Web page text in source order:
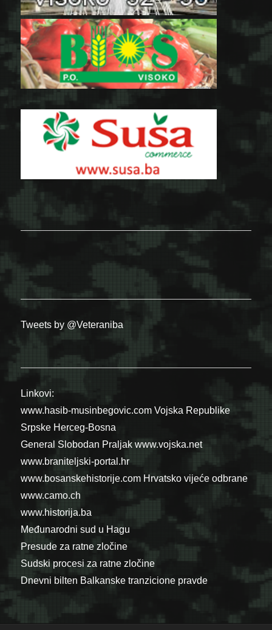
Tweets by @Veteraniba
Linkovi:
www.hasib-musinbegovic.com Vojska Republike
Srpske Herceg-Bosna
General Slobodan Praljak www.vojska.net
www.braniteljski-portal.hr
www.bosanskehistorije.com Hrvatsko vijeće odbrane
www.camo.ch
www.historija.ba
Međunarodni sud u Hagu
Presude za ratne zločine
Sudski procesi za ratne zločine
Dnevni bilten Balkanske tranzicione pravde